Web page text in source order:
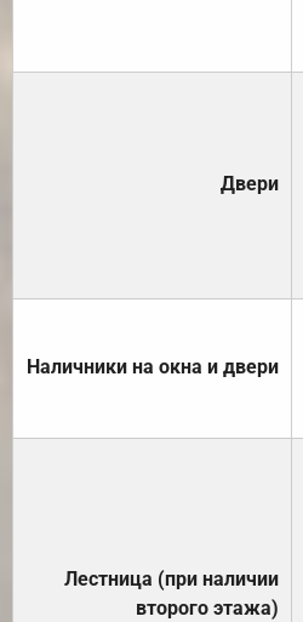
Двери
Наличники на окна и двери
Лестница (при наличии
второго этажа)